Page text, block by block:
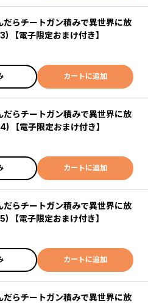
だらチートガン積みで異世界に放
【電子限定おまけ付き】
カートに追加
だらチートガン積みで異世界に放
【電子限定おまけ付き】
カートに追加
だらチートガン積みで異世界に放
【電子限定おまけ付き】
カートに追加
だらチートガン積みで異世界に放